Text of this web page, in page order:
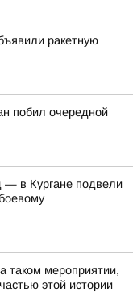
ракетную
побил очередной
— в Кургане подвели
таком мероприятии,
этой истории